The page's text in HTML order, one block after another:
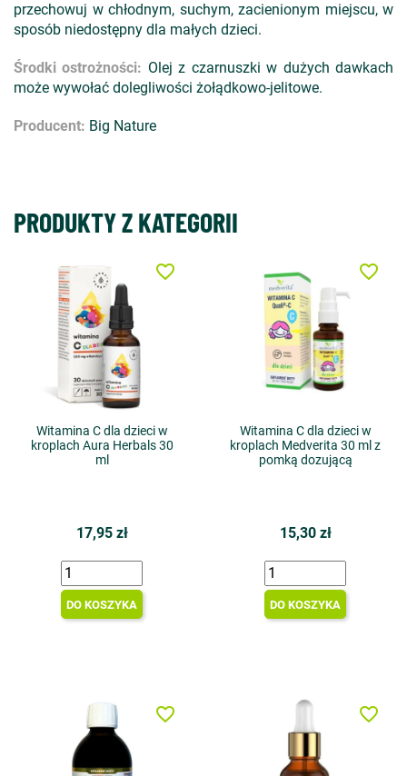
przechowuj w chłodnym, suchym, zacienionym miejscu, w
sposób niedostępny dla małych dzieci.
Środki ostrożności: Olej z czarnuszki w dużych dawkach
może wywołać dolegliwości żołądkowo-jelitowe.
Producent: Big Nature
PRODUKTY Z KATEGORII
Witamina C dla dzieci w
kroplach Aura Herbals 30
ml
17,95 zł
DO KOSZYKA
favorite_border
Witamina C dla dzieci w
kroplach Medverita 30 ml z
pomką dozującą
15,30 zł
DO KOSZYKA
favorite_border
favorite_border favorite_border